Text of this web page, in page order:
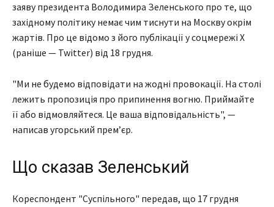
заяву президента Володимира Зеленського про те, що
західному політику немає чим тиснути на Москву окрім
жартів. Про це відомо з його публікації у соцмережі X
(раніше — Twitter) від 18 грудня.
"Ми не будемо відповідати на жодні провокації. На столі
лежить пропозиція про припинення вогню. Приймайте
її або відмовляйтеся. Це ваша відповідальність", —
написав угорський прем’єр.
Що сказав Зеленський
Кореспондент "Суспільного" передав, що 17 грудня